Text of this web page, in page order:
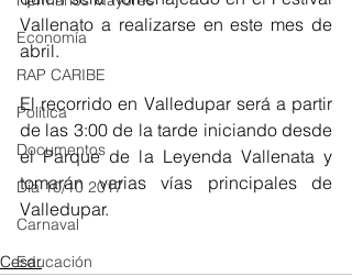
Economía
RAP CARIBE
Política
Documentos
Día 10/10 2017
Carnaval
Educación
Vallenato a realizarse en este mes de
abril.
El recorrido en Valledupar será a partir
de las 3:00 de la tarde iniciando desde
el Parque de la Leyenda Vallenata y
tomarán varias vías principales de
Valledupar.
Cesar